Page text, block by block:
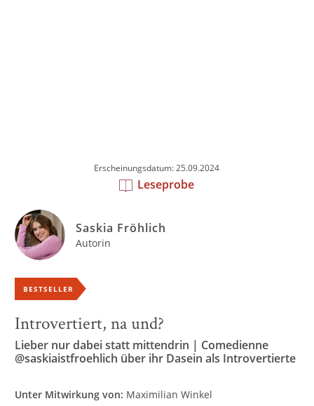
Erscheinungsdatum: 25.09.2024
Leseprobe
Saskia Fröhlich
Autorin
BESTSELLER
Introvertiert, na und?
Lieber nur dabei statt mittendrin | Comedienne
@saskiaistfroehlich über ihr Dasein als Introvertierte
Unter Mitwirkung von: Maximilian Winkel